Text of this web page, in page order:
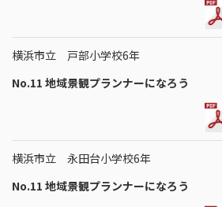
横浜市立 戸部小学校6年
No.11 地域景観プランナーになろう
横浜市立 永田台小学校6年
No.11 地域景観プランナーになろう